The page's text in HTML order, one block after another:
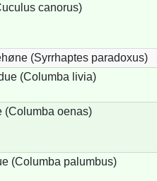
canorus)
(Syrrhaptes paradoxus)
(Columba livia)
(Columba oenas)
(Columba palumbus)